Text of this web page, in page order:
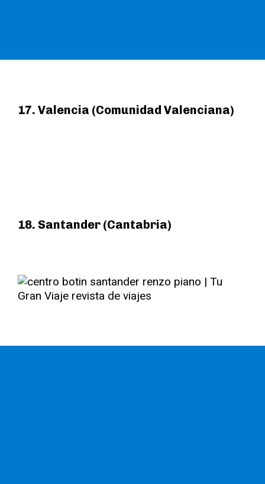
17. Valencia (Comunidad Valenciana)
18. Santander (Cantabria)